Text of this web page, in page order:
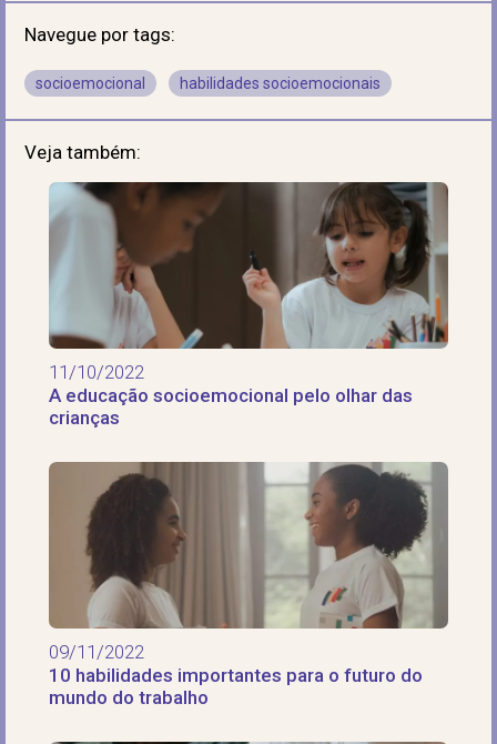
Navegue por tags:
socioemocional habilidades socioemocionais
Veja também:
11/10/2022
A educação socioemocional pelo olhar das
crianças
09/11/2022
10 habilidades importantes para o futuro do
mundo do trabalho